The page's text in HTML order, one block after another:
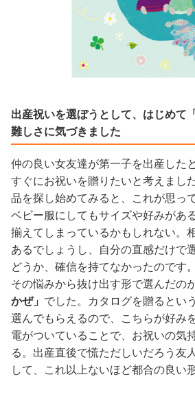
出産祝いを選ぼうとして、はじめて
難しさに気づきました
仲の良い女友達が第一子を出産した
すぐにお祝いを贈りたいと考えまし
品を探し始めてみると、これが思っ
ベビー服にしてもサイズや好みがあ
揃えてしまっているかもしれない。
あるでしょうし、自分の直感だけで
どうか、確信を持てなかったのです。
その悩みから抜け出す形で選んだのが
かぜ」 でした。カタログを贈るとい
選んでもらえるので、こちらが好み
電がついていることで、お祝いの気
る。出産直後で慌ただしいだろう友
して、これ以上ないほど都合の良い